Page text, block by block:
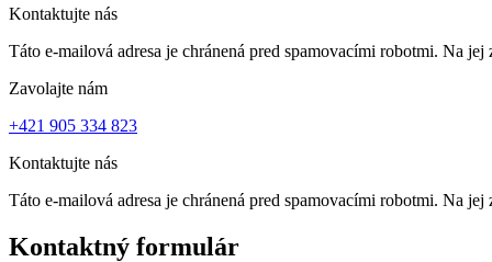
Kontaktujte nás
Táto e-mailová adresa je chránená pred spamovacími robotmi. Na
Zavolajte nám
+421 905 334 823
Kontaktujte nás
Táto e-mailová adresa je chránená pred spamovacími robotmi. Na
Kontaktný formulár